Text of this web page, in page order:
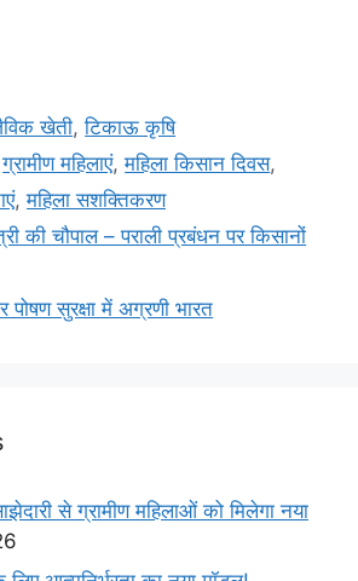
खेती,टिकाऊ कृषि
ग्रामीण महिलाएं,महिला किसान दिवस,
,महिला सशक्तिकरण
की चौपाल – पराली प्रबंधन पर किसानों
सुरक्षा में अग्रणी भारत
से ग्रामीण महिलाओं को मिलेगा नया